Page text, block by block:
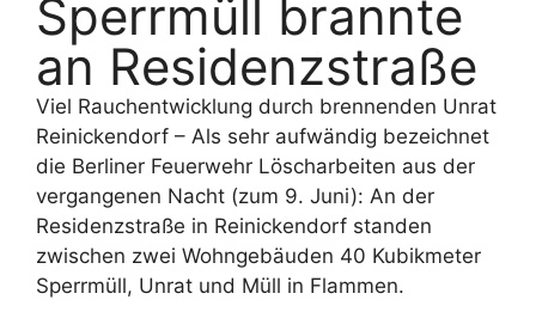
Sperrmüll brannte
an Residenzstraße
Viel Rauchentwicklung durch brennenden Unrat
Reinickendorf – Als sehr aufwändig bezeichnet
die Berliner Feuerwehr Löscharbeiten aus der
vergangenen Nacht (zum 9. Juni): An der
Residenzstraße in Reinickendorf standen
zwischen zwei Wohngebäuden 40 Kubikmeter
Sperrmüll, Unrat und Müll in Flammen.